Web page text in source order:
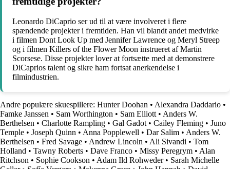
Leonardo DiCaprio ser ud til at være involveret i flere
spændende projekter i fremtiden. Han vil blandt andet medvirke
i filmen Dont Look Up med Jennifer Lawrence og Meryl Streep
og i filmen Killers of the Flower Moon instrueret af Martin
Scorsese. Disse projekter lover at fortsætte med at demonstrere
DiCaprios talent og sikre ham fortsat anerkendelse i
filmindustrien.
Andre populære skuespillere: Hunter Doohan • Alexandra Daddario •
Famke Janssen • Sam Worthington • Sam Elliott • Anders W.
Berthelsen • Charlotte Rampling • Gal Gadot • Cailey Fleming • Juno
Temple • Joseph Quinn • Anna Popplewell • Dar Salim • Anders W.
Berthelsen • Fred Savage • Andrew Lincoln • Ali Sivandi • Tom
Holland • Tawny Roberts • Dave Franco • Missy Peregrym • Alan
Ritchson • Sophie Cookson • Adam Ild Rohweder• Sarah Michelle